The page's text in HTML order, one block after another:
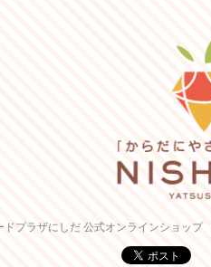
ドプラザにしだ 公式オンラインショップ